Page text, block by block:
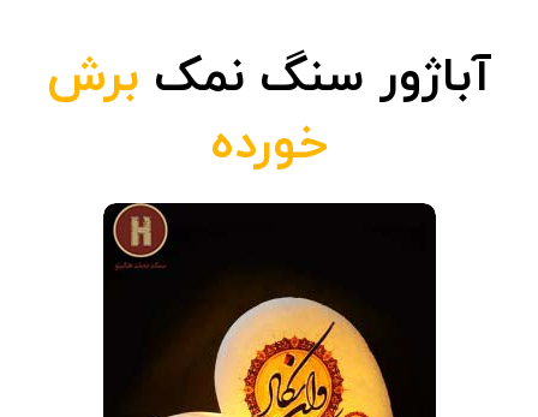
آباژور سنگ نمک برش
خورده